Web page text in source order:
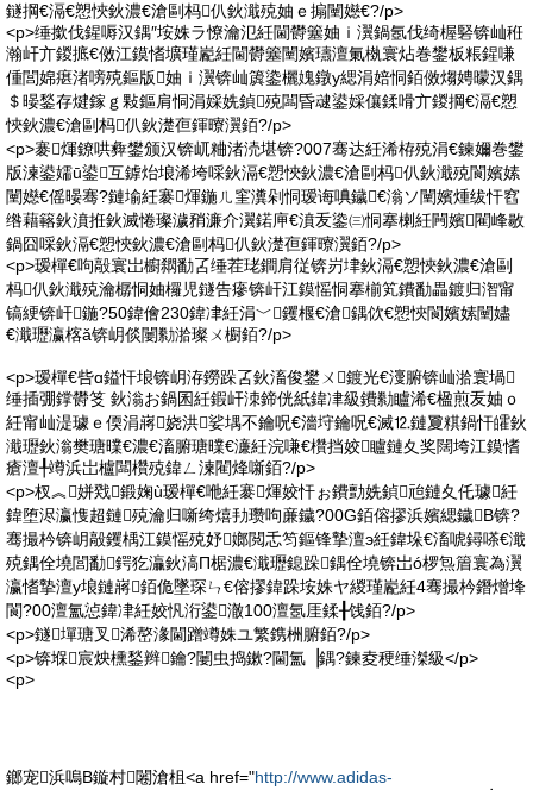
鐩掆€滆€愬悏鈥濃€滄剾杩仈鈥濈殑妯ｅ搧闉嬨€?/p>
<p>缍撳伐鍟嗕汉鍝″垵姝ラ憭瀹氾紝閫欎簺妯ｉ瀷鍋氬伐绮楃硻锛屾秹
瀚屽亣鍐掋€傚江鏌愭壙瑾嶏紝閫欎簺闉嬪瓙澶氭槸寰炶巻鐢板粻鍟嗛
偅閭婂瘎渚嗙殑鏂版妯ｉ瀷锛屾簴鍌欐媿鐓у緦涓婄恫銆傚煼娉曚汉鍝
＄暥鍫存煡鎵ｇ敤鏂肩恫涓婇姺鍞殑闆昏叇鍙婇儴鍒嗗亣鍐掆€滆€愬
悏鈥濃€滄剾杩仈鈥濋亱鍕曢瀷銆?/p>
<p>褰煇鐐哄彜鐢颁汉锛屼粬渚涜堪锛?007骞达紝浠栫殑涓€鍊嬭巻鐢
版湅鍙嬬ū鍙互鎼炲埌浠垮啋鈥滆€愬悏鈥濃€滄剾杩仈鈥濈殑閬嬪嫊
闉嬨€傜暥骞?鏈堬紝褰煇鍦ㄦ窐瀵剁恫瑷诲唺鐬€滃ソ闉嬪煄绂忓窞
绺藉簵鈥濆拰鈥滅惓璨濊矟濂介瀷鍩庘€濆叐鍌㈢恫搴楋紝闁嬪閵峰敭
鍋囧啋鈥滆€愬悏鈥濃€滄剾杩仈鈥濋亱鍕曢瀷銆?/p>
<p>瑷樿€呴毃寰岀櫥閷勫叾缍茬珯鐧肩従锛岃垏鈥滆€愬悏鈥濃€滄剾
杩仈鈥濈殑瀹樼恫妯欏児鐩告瘮锛屽江鏌愮恫搴椾笂鐨勫畾鍍归潪甯
镐綆锛屽鍦?50鍏儈230鍏冿紝涓﹀钁椻€滄鍝佽€愬悏閬嬪嫊闉嬧
€濈瓑瀛楁ǎ锛岄倓闄勬湁璨ㄨ櫉銆?/p>
<p>瑷樿€呰ɑ鎰忓埌锛岄洊鐒跺叾鈥滀俊鐢ㄨ鍍光€濅腑锛屾湁寰堝
缍插弸鐣欎笅 鈥滃お鍋囷紝鍜屽洓鍗侊紙鍏冿級鐨勬矑浠€楹煎叐妯ｏ
紝甯屾湜璩ｅ偄涓嶈娆洪娑堣不鑰呪€濇垨鑰呪€滅⒓鏈夐粸鍋忓皬鈥
濈瓑鈥滃樊瑭曗€濃€滀腑瑭曗€濓紝浣嗛€欑挡姣矑鏈夊奖闊垮江鏌愭
瘡澶╀竴浜岀櫨闆欑殑鍏ㄥ湅閵烽噺銆?/p>
<p>杈︽姘戣鍛婅ù瑷樿€咃紝褰煇姣忓ぉ鐨勯姺鍞兘鏈夊仛璩紝
鍏堕浕瀛愯超鏈殑瀹归噺绔熺劧瓒呴亷鐬?00G銆傛摎浜嬪緦鐬В锛?
骞撮枔锛岄毃钁楀江鏌愮殑妤嫏閲忎笉鏂锋摯澶э紝鍏垛€滀唬鐞嗏€濈
殑鍝佺墝閭勫鍔犵灜鈥滈П椐濃€濈瓑鎴跺鍝佺墝锛岀ó椤炰篃寰為瀷
瀛愭摯澶у埌鏈嶈銆佹墜琛ㄣ€傛摎鍏跺垵姝ヤ緵瑾嶏紝4骞撮枔鐕熷埄
閬?00澶氳惉鍏冿紝姣忛洐鍙澈100澶氬厓鍒╂饯銆?/p>
<p>鐩墠瑭叉浠嶅湪閫蹭竴姝ユ繁鎸栦腑銆?/p>
<p>锛堢宸炴櫄鍫辫鑰?闄虫捣鏉?閫氳▕鍝?鍊夌稉缍滐級</p>
<p>
鎯宠浜嗚В鏇村闂滄柤<a href="http://www.adidas-